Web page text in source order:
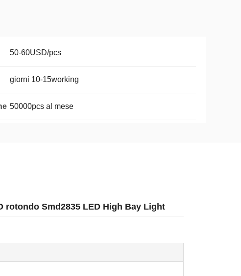
50-60USD/pcs
giorni 10-15working
50000pcs al mese
rotondo Smd2835 LED High Bay Light